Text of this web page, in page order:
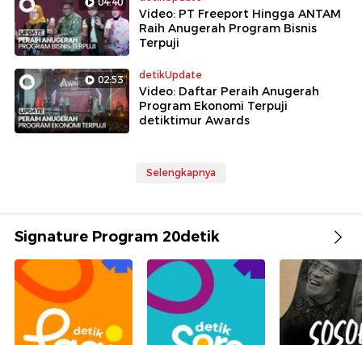
Video: PT Freeport Hingga ANTAM
Raih Anugerah Program Bisnis
Terpuji
02:53 detikUpdate
Video: Daftar Peraih Anugerah
Program Ekonomi Terpuji
detiktimur Awards
Selengkapnya
Signature Program 20detik